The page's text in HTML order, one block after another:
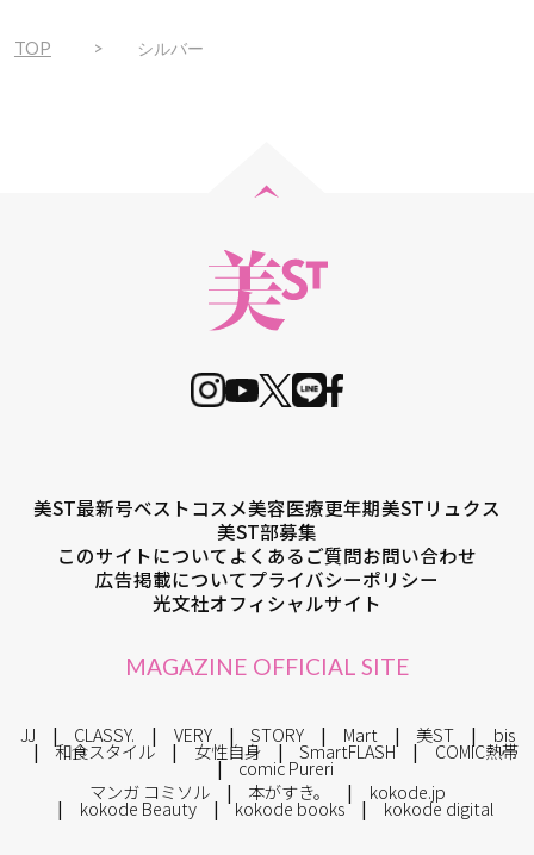
TOP シルバー
美ST最新号ベストコスメ美容医療更年期美STリュクス
美ST部募集
このサイトについてよくあるご質問お問い合わせ
広告掲載についてプライバシーポリシー
光文社オフィシャルサイト
MAGAZINE OFFICIAL SITE
JJ CLASSY. VERY STORY Mart 美ST bis
和食スタイル 女性自身 SmartFLASH COMIC熱帯
comic Pureri
マンガ コミソル
本がすき。 kokode.jp
kokode Beauty kokode books kokode digital